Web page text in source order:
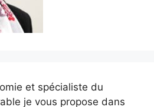
et spécialiste du
je vous propose dans